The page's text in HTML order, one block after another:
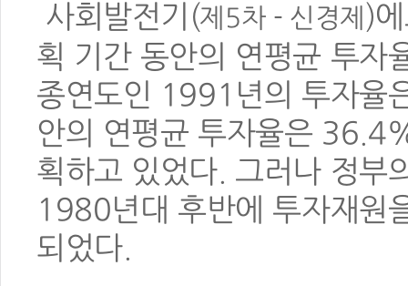
사회발전기(제5차 - 신경제 )
획 기간 동안의 연평균 투
종연도인 1991년의 투자율
안의 연평균 투자율은
획하고 있었다. 그러나 정부
1980년대 후반에 투자재원
되었다.